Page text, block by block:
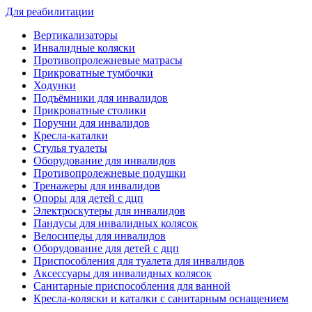
Для реабилитации
Вертикализаторы
Инвалидные коляски
Противопролежневые матрасы
Прикроватные тумбочки
Ходунки
Подъёмники для инвалидов
Прикроватные столики
Поручни для инвалидов
Кресла-каталки
Стулья туалеты
Оборудование для инвалидов
Противопролежневые подушки
Тренажеры для инвалидов
Опоры для детей с дцп
Электроскутеры для инвалидов
Пандусы для инвалидных колясок
Велосипеды для инвалидов
Оборудование для детей с дцп
Приспособления для туалета для инвалидов
Аксессуары для инвалидных колясок
Санитарные приспособления для ванной
Кресла-коляски и каталки с санитарным оснащением